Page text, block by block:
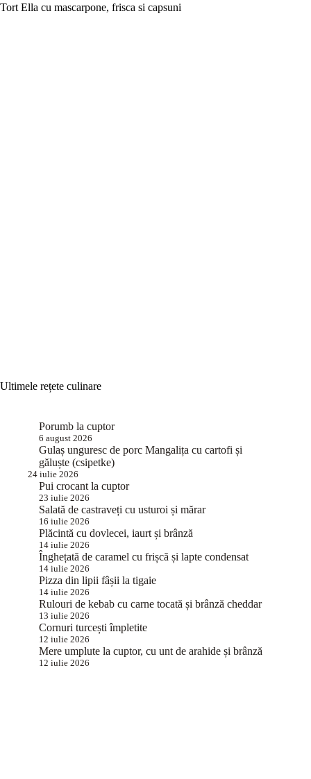
Tort Ella cu mascarpone, frisca si capsuni
Ultimele rețete culinare
Porumb la cuptor
6 august 2026
Gulaș unguresc de porc Mangalița cu cartofi și
găluște (csipetke)
24 iulie 2026
Pui crocant la cuptor
23 iulie 2026
Salată de castraveți cu usturoi și mărar
16 iulie 2026
Plăcintă cu dovlecei, iaurt și brânză
14 iulie 2026
Înghețată de caramel cu frișcă și lapte condensat
14 iulie 2026
Pizza din lipii fâșii la tigaie
14 iulie 2026
Rulouri de kebab cu carne tocată și brânză cheddar
13 iulie 2026
Cornuri turcești împletite
12 iulie 2026
Mere umplute la cuptor, cu unt de arahide și brânză
12 iulie 2026